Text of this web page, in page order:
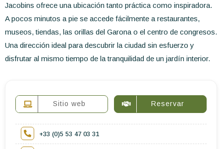
Jacobins ofrece una ubicación tanto práctica como inspiradora.
A pocos minutos a pie se accede fácilmente a restaurantes,
museos, tiendas, las orillas del Garona o el centro de congresos.
Una dirección ideal para descubrir la ciudad sin esfuerzo y
disfrutar al mismo tiempo de la tranquilidad de un jardín interior.
Sitio web Reservar
+33 (0)5 53 47 03 31